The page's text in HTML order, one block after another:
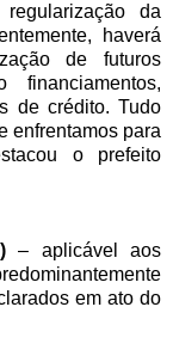
da
haverá
de futuros
de crédito. Tudo
enfrentamos para
o prefeito
– aplicável aos
em ato do